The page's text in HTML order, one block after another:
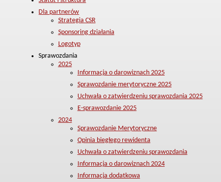
Dla partnerów
Strategia CSR
Sponsoring działania
Logotyp
Sprawozdania
2025
Informacja o darowiznach 2025
Sprawozdanie merytoryczne 2025
Uchwała o zatwierdzeniu sprawozdania 2025
E-sprawozdanie 2025
2024
Sprawozdanie Merytoryczne
Opinia biegłego rewidenta
Uchwała o zatwierdzeniu sprawozdania
Informacja o darowiznach 2024
Informacja dodatkowa